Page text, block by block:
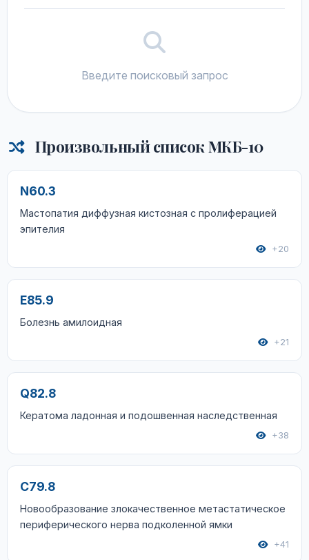
Введите поисковый запрос
Произвольный список МКБ-10
N60.3
Мастопатия диффузная кистозная с пролиферацией
эпителия
+20
E85.9
Болезнь амилоидная
+21
Q82.8
Кератома ладонная и подошвенная наследственная
+38
C79.8
Новообразование злокачественное метастатическое
периферического нерва подколенной ямки
+41